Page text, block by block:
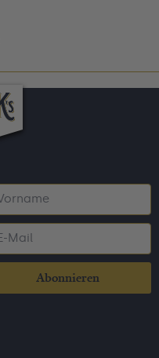
Abonnieren